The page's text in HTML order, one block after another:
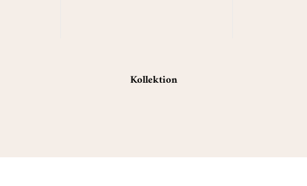
Kollektion